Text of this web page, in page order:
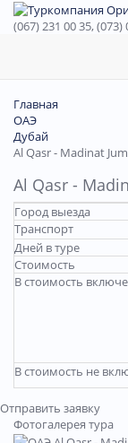
(067) 231 00 35, (073)
Главная
ОАЭ
Дубай
Al Qasr - Madinat
Al Qasr -
Город выезда
Транспорт
Дней в туре
Стоимость
В стоимость
В стоимость не
Отправить заявку
Фотогалерея тура